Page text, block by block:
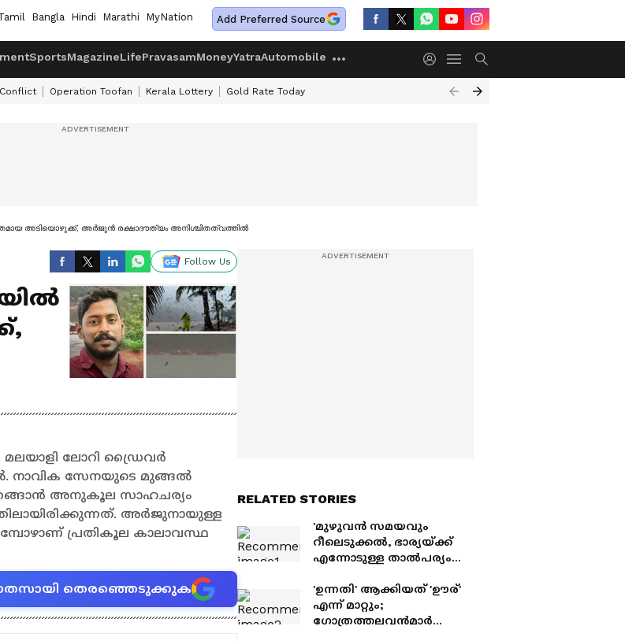
Bangla Hindi Marathi MyNation Add Preferred Source
SportsMagazineLifePravasamMoneyYatraAutomobile
Operation Toofan Kerala Lottery Gold Rate Today
ശക്തമായ അടിയൊഴുക്ക്, അര്‍ജുൻ രക്ഷാദൗത്യം അനിശ്ചിതത്വത്തിൽ
Follow Us
മലയാളി ലോറി ഡ്രൈവര്‍
നാവിക സേനയുടെ മുങ്ങൽ
ഇറങ്ങാൻ അനുകൂല സാഹചര്യം
അര്‍ജുനായുള്ള
പ്രതികൂല കാലാവസ്ഥ
തെരഞ്ഞെടുക്കുക
RELATED STORIES
'മുഴുവൻ സമയവും
റീലെടുക്കല്‍, ഭാര്യയ്ക്ക്
എന്നോടുള്ള താൽപര്യം
ശ്വാസം മുട്ടിച്ച് കൊന്ന്
ബീഹാറിലേക്ക് കടന്ന
യുവാവ് പിടിയിൽ
'ഉന്നതി' ആക്കിയത് 'ഊര്'
എന്ന് മാറ്റും; ​
ഗോത്രത്തലവൻമാർ